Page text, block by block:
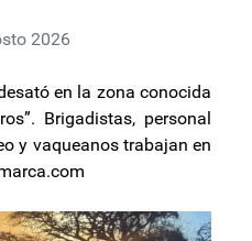
2026
en la zona conocida
Brigadistas, personal
y vaqueanos trabajan en